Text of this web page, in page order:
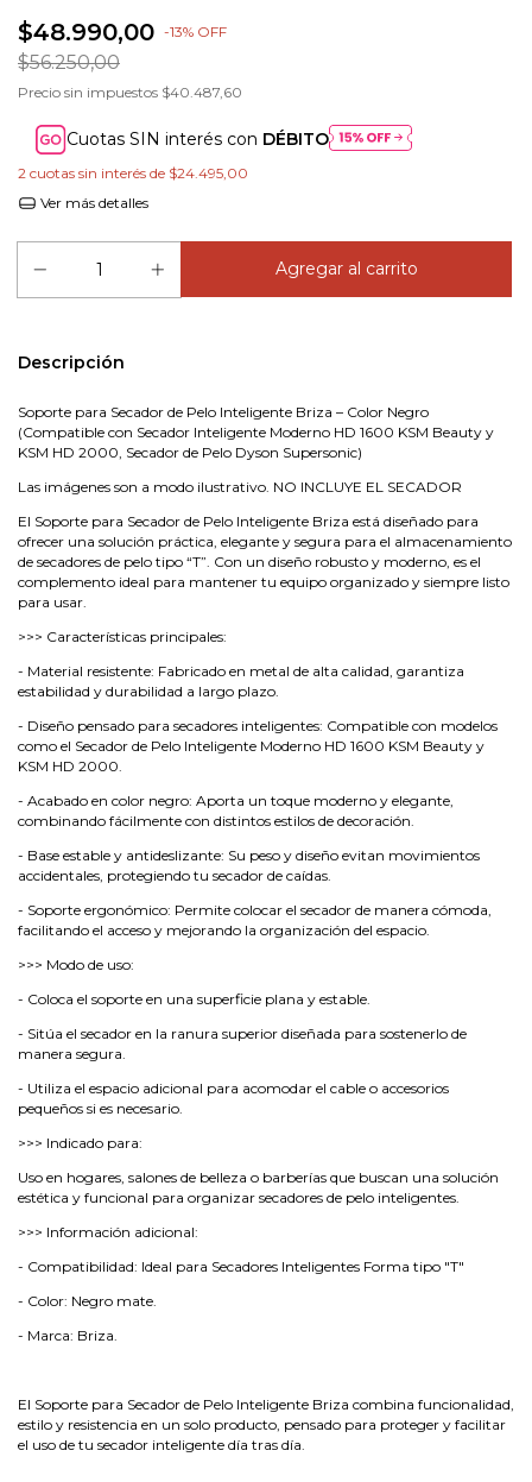
$48.990,00 -13% OFF
$56.250,00
Precio sin impuestos $40.487,60
Cuotas SIN interés con DÉBITO
2 cuotas sin interés de $24.495,00
Ver más detalles
Descripción
Soporte para Secador de Pelo Inteligente Briza – Color Negro
(Compatible con Secador Inteligente Moderno HD 1600 KSM Beauty y
KSM HD 2000, Secador de Pelo Dyson Supersonic)
Las imágenes son a modo ilustrativo. NO INCLUYE EL SECADOR
El Soporte para Secador de Pelo Inteligente Briza está diseñado para
ofrecer una solución práctica, elegante y segura para el almacenamiento
de secadores de pelo tipo “T”. Con un diseño robusto y moderno, es el
complemento ideal para mantener tu equipo organizado y siempre listo
para usar.
>>> Características principales:
- Material resistente: Fabricado en metal de alta calidad, garantiza
estabilidad y durabilidad a largo plazo.
- Diseño pensado para secadores inteligentes: Compatible con modelos
como el Secador de Pelo Inteligente Moderno HD 1600 KSM Beauty y
KSM HD 2000.
- Acabado en color negro: Aporta un toque moderno y elegante,
combinando fácilmente con distintos estilos de decoración.
- Base estable y antideslizante: Su peso y diseño evitan movimientos
accidentales, protegiendo tu secador de caídas.
- Soporte ergonómico: Permite colocar el secador de manera cómoda,
facilitando el acceso y mejorando la organización del espacio.
>>> Modo de uso:
- Coloca el soporte en una superficie plana y estable.
- Sitúa el secador en la ranura superior diseñada para sostenerlo de
manera segura.
- Utiliza el espacio adicional para acomodar el cable o accesorios
pequeños si es necesario.
>>> Indicado para:
Uso en hogares, salones de belleza o barberías que buscan una solución
estética y funcional para organizar secadores de pelo inteligentes.
>>> Información adicional:
- Compatibilidad: Ideal para Secadores Inteligentes Forma tipo "T"
- Color: Negro mate.
- Marca: Briza.
El Soporte para Secador de Pelo Inteligente Briza combina funcionalidad,
estilo y resistencia en un solo producto, pensado para proteger y facilitar
el uso de tu secador inteligente día tras día.